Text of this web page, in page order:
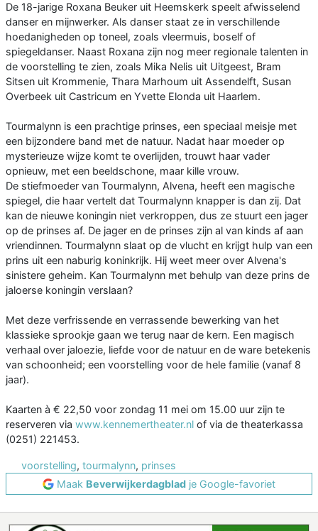
De 18-jarige Roxana Beuker uit Heemskerk speelt afwisselend
danser en mijnwerker. Als danser staat ze in verschillende
hoedanigheden op toneel, zoals vleermuis, boself of
spiegeldanser. Naast Roxana zijn nog meer regionale talenten in
de voorstelling te zien, zoals Mika Nelis uit Uitgeest, Bram
Sitsen uit Krommenie, Thara Marhoum uit Assendelft, Susan
Overbeek uit Castricum en Yvette Elonda uit Haarlem.
Tourmalynn is een prachtige prinses, een speciaal meisje met
een bijzondere band met de natuur. Nadat haar moeder op
mysterieuze wijze komt te overlijden, trouwt haar vader
opnieuw, met een beeldschone, maar kille vrouw.
De stiefmoeder van Tourmalynn, Alvena, heeft een magische
spiegel, die haar vertelt dat Tourmalynn knapper is dan zij. Dat
kan de nieuwe koningin niet verkroppen, dus ze stuurt een jager
op de prinses af. De jager en de prinses zijn al van kinds af aan
vriendinnen. Tourmalynn slaat op de vlucht en krijgt hulp van een
prins uit een naburig koninkrijk. Hij weet meer over Alvena's
sinistere geheim. Kan Tourmalynn met behulp van deze prins de
jaloerse koningin verslaan?
Met deze verfrissende en verrassende bewerking van het
klassieke sprookje gaan we terug naar de kern. Een magisch
verhaal over jaloezie, liefde voor de natuur en de ware betekenis
van schoonheid; een voorstelling voor de hele familie (vanaf 8
jaar).
Kaarten à € 22,50 voor zondag 11 mei om 15.00 uur zijn te
reserveren via www.kennemertheater.nl of via de theaterkassa
(0251) 221453.
voorstelling, tourmalynn, prinses
Maak Beverwijkerdagblad je Google-favoriet